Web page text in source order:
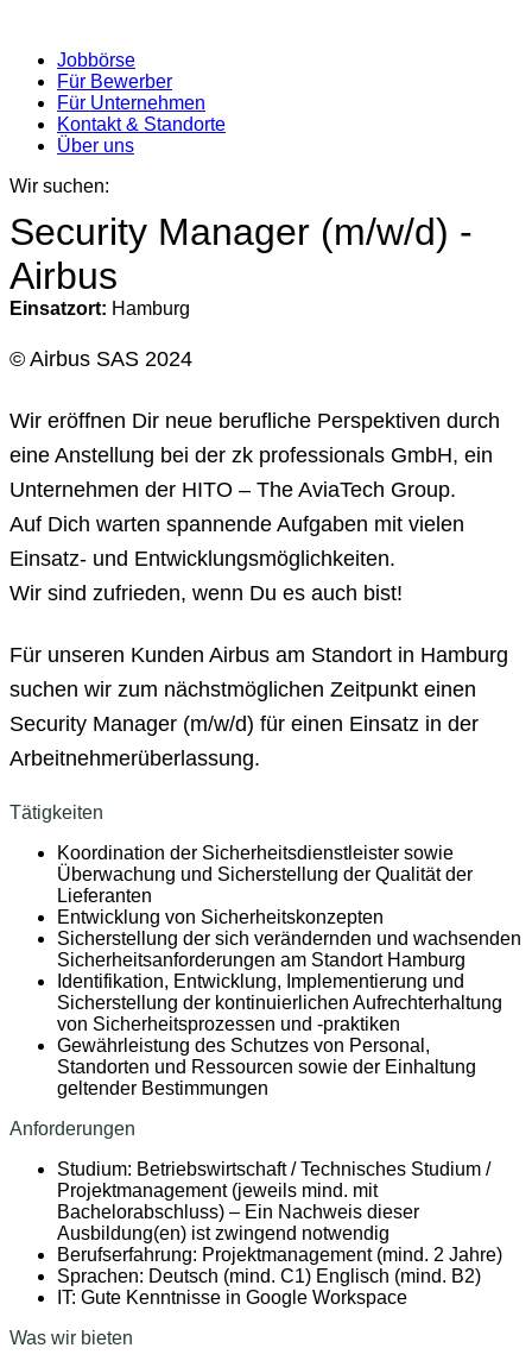
Jobbörse
Für Bewerber
Für Unternehmen
Kontakt & Standorte
Über uns
Wir suchen:
Security Manager (m/w/d) -
Airbus
Einsatzort: Hamburg
© Airbus SAS 2024
Wir eröffnen Dir neue berufliche Perspektiven durch
eine Anstellung bei der zk professionals GmbH, ein
Unternehmen der HITO – The AviaTech Group.
Auf Dich warten spannende Aufgaben mit vielen
Einsatz- und Entwicklungsmöglichkeiten.
Wir sind zufrieden, wenn Du es auch bist!
Für unseren Kunden Airbus am Standort in Hamburg
suchen wir zum nächstmöglichen Zeitpunkt einen
Security Manager (m/w/d) für einen Einsatz in der
Arbeitnehmerüberlassung.
Tätigkeiten
Koordination der Sicherheitsdienstleister sowie
Überwachung und Sicherstellung der Qualität der
Lieferanten
Entwicklung von Sicherheitskonzepten
Sicherstellung der sich verändernden und wachsenden
Sicherheitsanforderungen am Standort Hamburg
Identifikation, Entwicklung, Implementierung und
Sicherstellung der kontinuierlichen Aufrechterhaltung
von Sicherheitsprozessen und -praktiken
Gewährleistung des Schutzes von Personal,
Standorten und Ressourcen sowie der Einhaltung
geltender Bestimmungen
Anforderungen
Studium: Betriebswirtschaft / Technisches Studium /
Projektmanagement (jeweils mind. mit
Bachelorabschluss) – Ein Nachweis dieser
Ausbildung(en) ist zwingend notwendig
Berufserfahrung: Projektmanagement (mind. 2 Jahre)
Sprachen: Deutsch (mind. C1) Englisch (mind. B2)
IT: Gute Kenntnisse in Google Workspace
Was wir bieten